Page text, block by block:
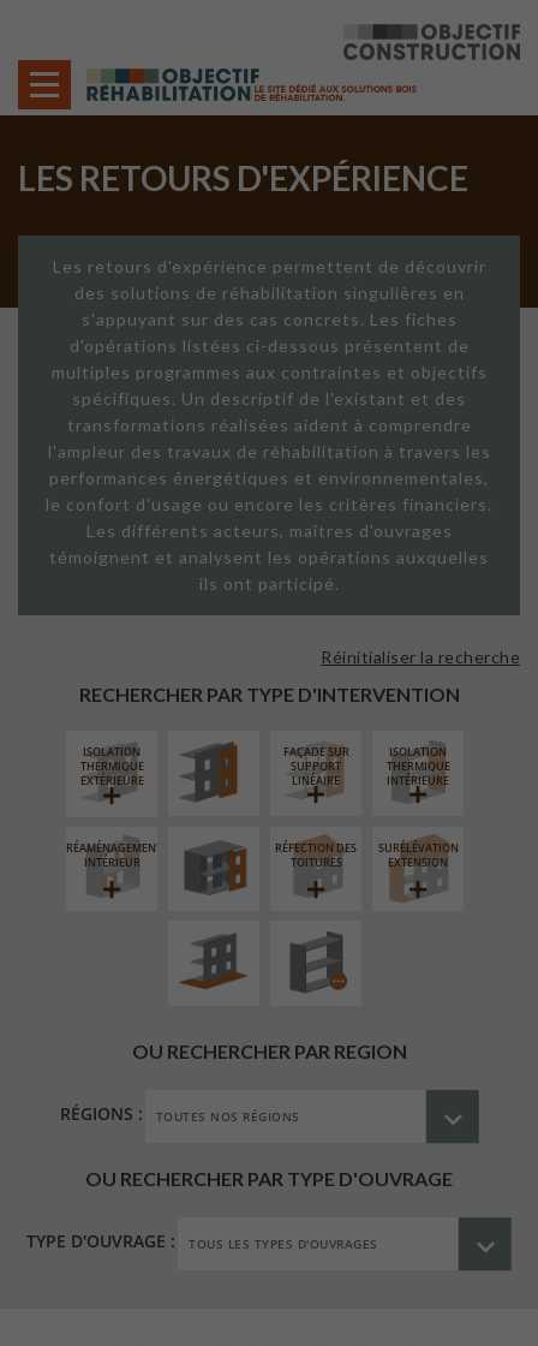
LES RETOURS D'EXPÉRIENCE
Les retours d'expérience permettent de découvrir
des solutions de réhabilitation singulières en
s'appuyant sur des cas concrets. Les fiches
d'opérations listées ci-dessous présentent de
multiples programmes aux contraintes et objectifs
spécifiques. Un descriptif de l'existant et des
transformations réalisées aident à comprendre
l'ampleur des travaux de réhabilitation à travers les
performances énergétiques et environnementales,
le confort d'usage ou encore les critères financiers.
Les différents acteurs, maîtres d'ouvrages
témoignent et analysent les opérations auxquelles
ils ont participé.
RECHERCHER PAR TYPE D'INTERVENTION
Réinitialiser la recherche
ISOLATION
THERMIQUE
EXTÉRIEURE
FAÇADE SUR
SUPPORT
LINÉAIRE
ISOLATION
THERMIQUE
INTÉRIEURE
RÉAMÉNAGEMENT
INTÉRIEUR
FERMETURE
LOGGIAS
RÉFECTION DES
TOITURES
SURÉLÉVATION
EXTENSION
AMÉNAGEMENT
EXTÉRIEUR
PROCÉDÉ
PARTICULIER
OU RECHERCHER PAR REGION
RÉGIONS :
OU RECHERCHER PAR TYPE D'OUVRAGE
TYPE D'OUVRAGE :